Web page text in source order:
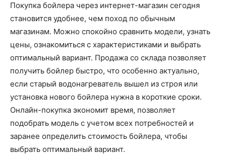
Покупка бойлера через интернет-магазин сегодня
становится удобнее, чем поход по обычным
магазинам. Можно спокойно сравнить модели, узнать
цены, ознакомиться с характеристиками и выбрать
оптимальный вариант. Продажа со склада позволяет
получить бойлер быстро, что особенно актуально,
если старый водонагреватель вышел из строя или
установка нового бойлера нужна в короткие сроки.
Онлайн-покупка экономит время, позволяет
подобрать модель с учетом всех потребностей и
заранее определить стоимость бойлера, чтобы
выбрать оптимальный вариант.